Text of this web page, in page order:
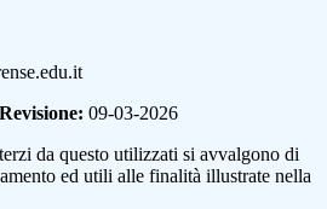
Revisione: 09-03-2026
da questo utilizzati si avvalgono di
ed utili alle finalità illustrate nella